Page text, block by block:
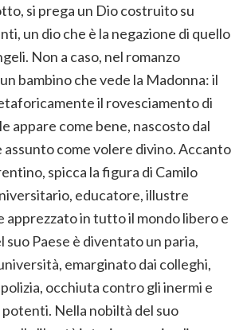
si prega un Dio costruito su
un dio che è la negazione di quello
Non a caso, nel romanzo
bambino che vede la Madonna: il
il rovesciamento di
appare come bene, nascosto dal
assunto come volere divino. Accanto
spicca la figura di Camilo
educatore, illustre
apprezzato in tutto il mondo libero e
Paese è diventato un paria,
emarginato dai colleghi,
occhiuta contro gli inermi e
Nella nobiltà del suo